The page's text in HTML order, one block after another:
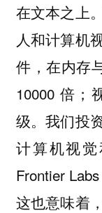
在文本之上
人和计算机
件，在内存
10000 倍；
级。我们投
计算机视
Frontier
这也意味着